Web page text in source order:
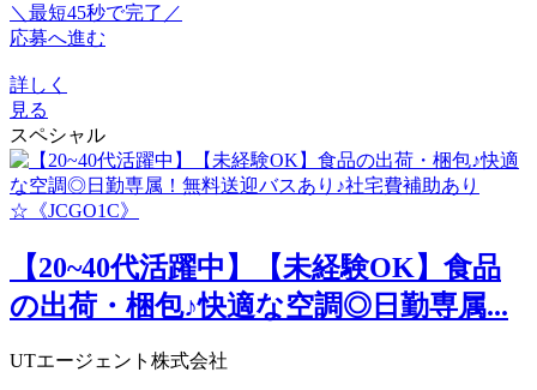
＼最短45秒で完了／
応募へ進む
詳しく
見る
スペシャル
【20~40代活躍中】【未経験OK】食品
の出荷・梱包♪快適な空調◎日勤専属...
UTエージェント株式会社